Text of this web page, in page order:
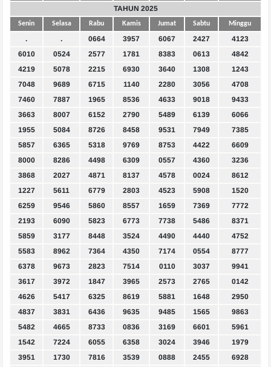
TAHUN 2025
Senin Selasa Rabu Kamis Jumat Sabtu Minggu
. . 0664 3957 6067 2427
4123
6010
0524 2577 1781 8383 0613
4842
4219
5078 2215 6930 3640 1308
1243
7048
9689 6715 1140 2280 3056
4708
7460
7887 1965 8536 4633 9018
9433
3663
8007 6152 2790 5489 6139
6066
1955
5084 8726 8458 9531 7949
7385
5857
6365 5318 9769 8753 4422
6609
8000
8286 4498 6309 0557 4360
3236
3868
2027 4871 8137 4578 0024
8612
1227
5611 6779 2803 4523 5908
1520
6259
9546 5860 8557 1659 7369
7772
2193
6090 5823 6773 7738 5486
8371
5859
3177 8448 3524 4490 4440
4752
5583
8962 7364 4350 7174 0554
8777
6378
9673 2823 7514 0110 3037
9941
3617
3972 1847 3965 2573 2765
0142
4626
5417 6325 8619 5881 1648
2950
4837
3831 6436 9635 9485 1565
9863
5482
4665 8733 0836 3169 6601
5961
1542
7224 6055 6358 3024 3946
1979
3951
1730 7816 3539 0888 2455
6928